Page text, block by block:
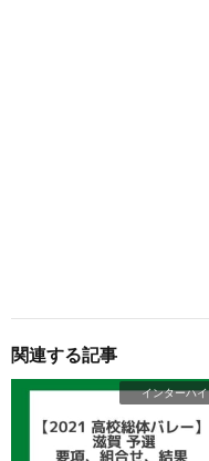
関連する記事
インターハイ